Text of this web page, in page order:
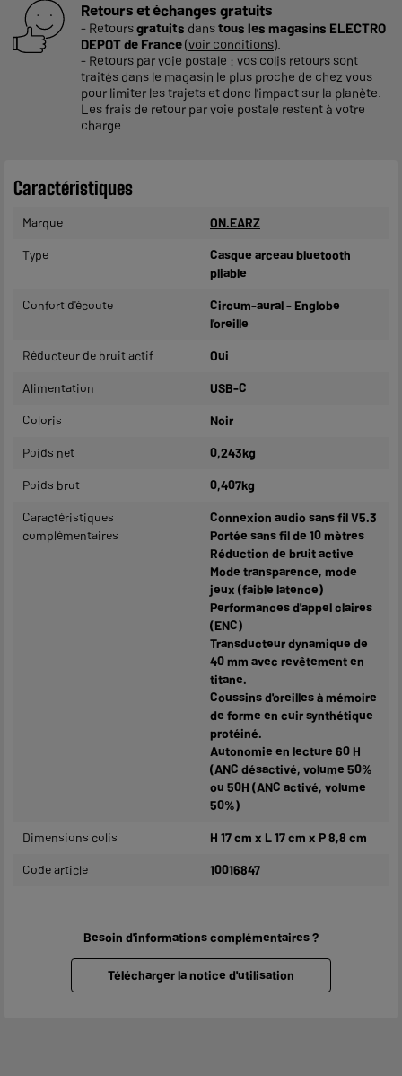
Retours et échanges gratuits
- Retoursgratuits danstous les magasins ELECTRO
DEPOT de France(voir conditions).
- Retours par voie postale : vos colis retours sont
traités dans le magasin le plus proche de chez vous
pour limiter les trajets et donc l’impact sur la planète.
Les frais de retour par voie postale restent à votre
charge.
Caractéristiques
Marque ON.EARZ
Type
Casque arceau bluetooth
pliable
Confort d'écoute
Circum-aural - Englobe
l'oreille
Réducteur de bruit actif Oui
Alimentation USB-C
Coloris Noir
Poids net 0,243kg
Poids brut 0,407kg
Caractéristiques
complémentaires
Connexion audio sans fil V5.3
Portée sans fil de 10 mètres
Réduction de bruit active
Mode transparence, mode
jeux (faible latence)
Performances d'appel claires
(ENC)
Transducteur dynamique de
40 mm avec revêtement en
titane.
Coussins d'oreilles à mémoire
de forme en cuir synthétique
protéiné.
Autonomie en lecture 60 H
(ANC désactivé, volume 50%
ou 50H (ANC activé, volume
50%)
Dimensions colis H 17 cm x L 17 cm x P 8,8 cm
Code article 10016847
Besoin d'informations complémentaires ?
Télécharger la notice d'utilisation